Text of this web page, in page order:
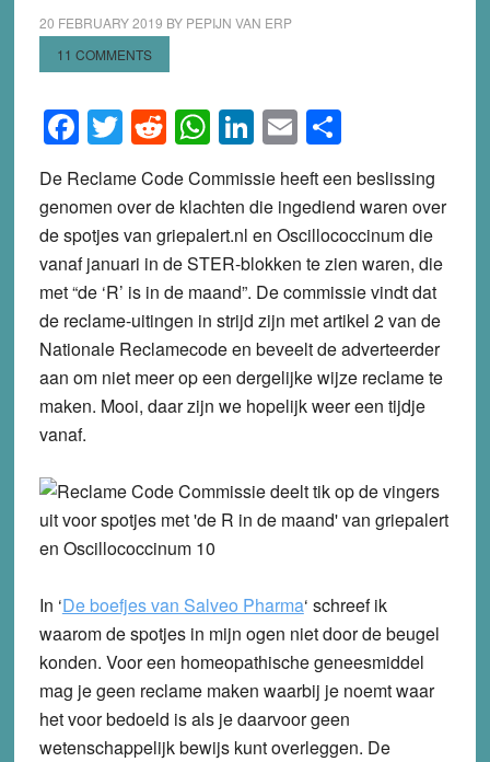
20 FEBRUARY 2019 BY PEPIJN VAN ERP
11 COMMENTS
Facebook
Twitter
Reddit
WhatsApp
LinkedIn
EmailShare
De Reclame Code Commissie heeft een beslissing
genomen over de klachten die ingediend waren over
de spotjes van griepalert.nl en Oscillococcinum die
vanaf januari in de STER-blokken te zien waren, die
met “de ‘R’ is in de maand”. De commissie vindt dat
de reclame-uitingen in strijd zijn met artikel 2 van de
Nationale Reclamecode en beveelt de adverteerder
aan om niet meer op een dergelijke wijze reclame te
maken. Mooi, daar zijn we hopelijk weer een tijdje
vanaf.
In ‘De boefjes van Salveo Pharma‘ schreef ik
waarom de spotjes in mijn ogen niet door de beugel
konden. Voor een homeopathische geneesmiddel
mag je geen reclame maken waarbij je noemt waar
het voor bedoeld is als je daarvoor geen
wetenschappelijk bewijs kunt overleggen. De